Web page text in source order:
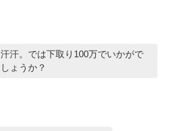
汗汗。では下取り100万でいかがで
しょうか？